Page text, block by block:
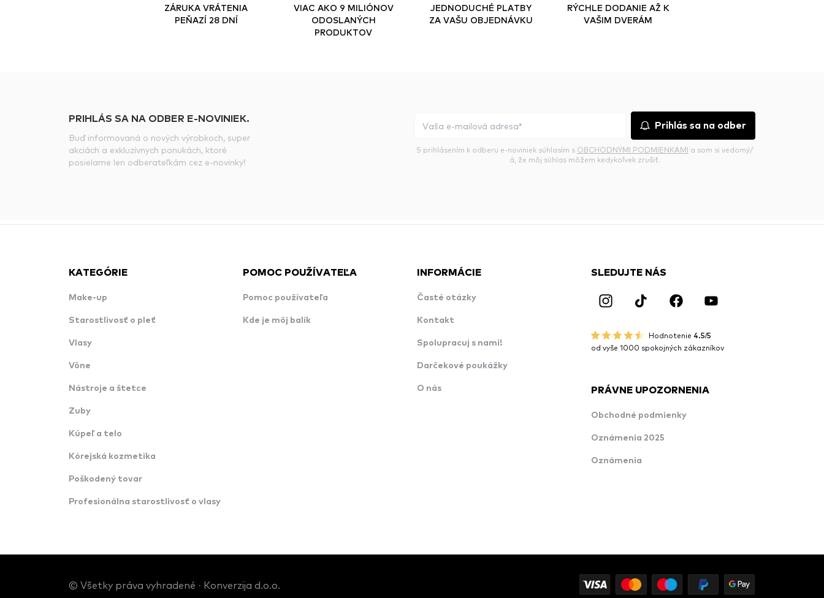
ZÁRUKA VRÁTENIA
PEŇAZÍ 28 DNÍ
VIAC AKO 9 MILIÓNOV
ODOSLANÝCH
PRODUKTOV
JEDNODUCHÉ PLATBY
ZA VAŠU OBJEDNÁVKU
RÝCHLE DODANIE AŽ K
VAŠIM DVERÁM
PRIHLÁS SA NA ODBER E-NOVINIEK.
Buď informovaná o nových výrobkoch, super
akciách a exkluzívnych ponukách, ktoré
posielame len odberateľkám cez e-novinky!
Prihlás sa na odber
S prihlásením k odberu e-noviniek súhlasím s OBCHODNÝMI PODMIENKAMI a som si vedomý/
á, že môj súhlas môžem kedykoľvek zrušiť.
KATEGÓRIE
Make-up
Starostlivosť o pleť
Vlasy
Vône
Nástroje a štetce
Zuby
Kúpeľ a telo
Kórejská kozmetika
Poškodený tovar
Profesionálna starostlivosť o vlasy
POMOC POUŽÍVATEĽA
Pomoc používateľa
Kde je môj balík
INFORMÁCIE
Časté otázky
Kontakt
Spolupracuj s nami!
Darčekové poukážky
O nás
SLEDUJTE NÁS
Hodnotenie 4.5/5
od vyše 1000 spokojných zákazníkov
PRÁVNE UPOZORNENIA
Obchodné podmienky
Oznámenia 2025
Oznámenia
© Všetky práva vyhradené · Konverzija d.o.o.